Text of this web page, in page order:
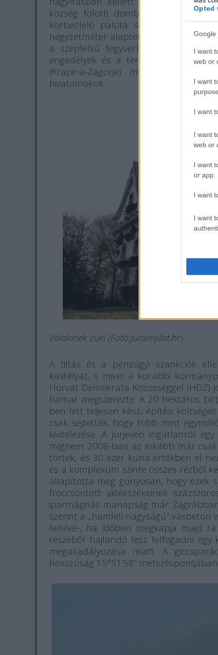
Opted
Google
I want
web or
I want
I want
I want
web or
I want
or app.
I want
I want
község fölötti dombra. Eszerint az
körbeölelő palota saroktornyai
négyzetméter alapterületű giccses
a széplelkű fegyverkereskedő
engedélyek és a területrendezési
(Krapina-Zagorje) megye
hivatalnokok.
Valakinek cuki (Fotó:Jutarnjilist.hr)
A tiltás és a pénzügyi szankciók
kastélyát, s mivel a korábbi
Horvát Demokrata Közösséggel
hamar megszerezte. A 20 hektáros
ben lett teljesen kész, építési
csak sejtették, hogy több mint
kivitelezése. A jurjeveci ingatlanról
mígnem 2008-ban az inkább már
törtek, és 30 ezer kuna értékben el
és a komplexum szinte összes rézből
állapította meg gúnyosan, hogy ezek
fröccsöntött játékszékeinek
iparmágnás manapság már
szerint a „hamleti nagyságú”
feltéve-, ha időben megkapja majd
részéből hajlandó lesz felfogadni
megakadályozása miatt. A
hosszúság 15°51’58”